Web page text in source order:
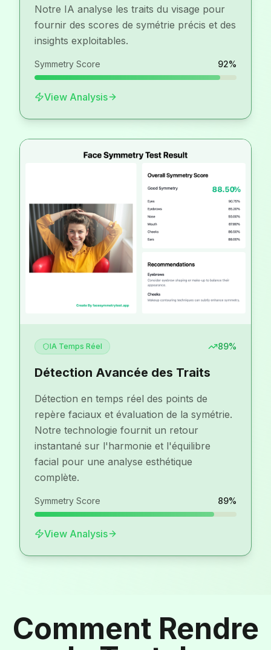
Notre IA analyse les traits du visage pour
fournir des scores de symétrie précis et des
insights exploitables.
Symmetry Score 92%
View Analysis
IA Temps Réel 89%
Détection Avancée des Traits
Détection en temps réel des points de
repère faciaux et évaluation de la symétrie.
Notre technologie fournit un retour
instantané sur l'harmonie et l'équilibre
facial pour une analyse esthétique
complète.
Symmetry Score 89%
View Analysis
Comment Rendre